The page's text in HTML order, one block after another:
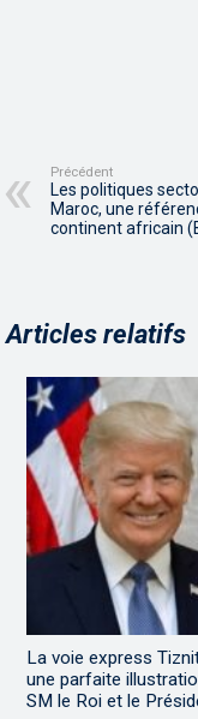
Précédent
Les politiques
Maroc, une
continent africain
Articles relatifs
La voie express
une parfaite
SM le Roi et le